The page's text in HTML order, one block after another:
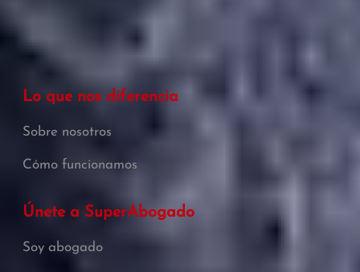
Lo que nos diferencia
Sobre nosotros
Cómo funcionamos
Únete a SuperAbogado
Soy abogado